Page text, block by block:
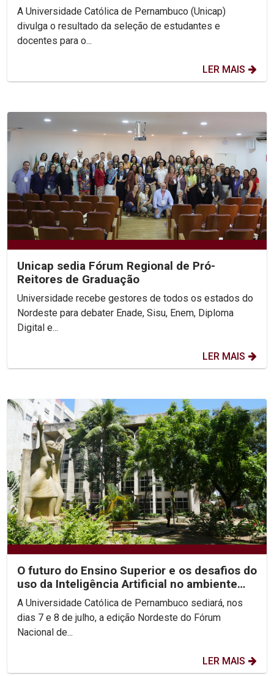
A Universidade Católica de Pernambuco (Unicap)
divulga o resultado da seleção de estudantes e
docentes para o...
LER MAIS
Unicap sedia Fórum Regional de Pró-
Reitores de Graduação
Universidade recebe gestores de todos os estados do
Nordeste para debater Enade, Sisu, Enem, Diploma
Digital e...
LER MAIS
O futuro do Ensino Superior e os desafios do
uso da Inteligência Artificial no ambiente
acadêmico...
A Universidade Católica de Pernambuco sediará, nos
dias 7 e 8 de julho, a edição Nordeste do Fórum
Nacional de...
LER MAIS